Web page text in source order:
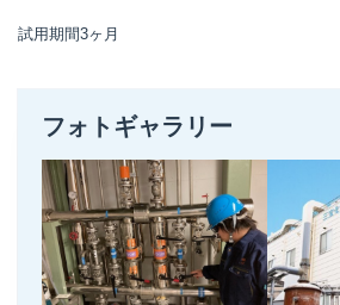
フォトギャラリー